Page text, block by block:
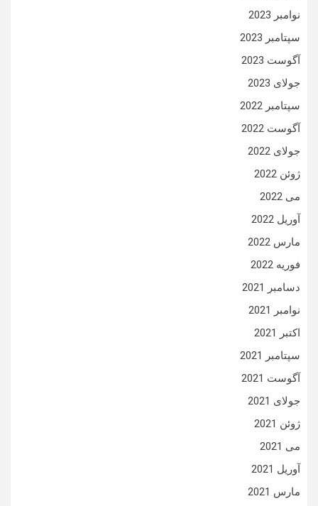
نوامبر 2023
سپتامبر 2023
آگوست 2023
جولای 2023
سپتامبر 2022
آگوست 2022
جولای 2022
ژوئن 2022
می 2022
آوریل 2022
مارس 2022
فوریه 2022
دسامبر 2021
نوامبر 2021
اکتبر 2021
سپتامبر 2021
آگوست 2021
جولای 2021
ژوئن 2021
می 2021
آوریل 2021
مارس 2021